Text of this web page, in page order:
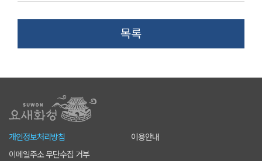
목록
개인정보처리방침
이용안내
이메일주소 무단수집 거부